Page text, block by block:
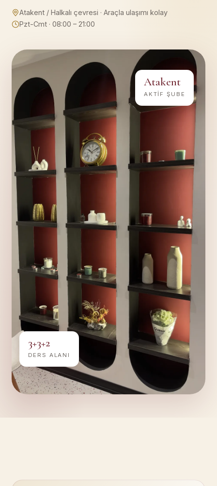
Atakent / Halkalı çevresi · Araçla ulaşımı kolay
Pzt-Cmt · 08:00 – 21:00
Atakent
AKTIF ŞUBE
3+3+2
DERS ALANI